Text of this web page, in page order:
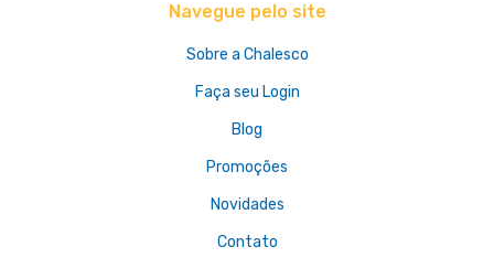
Navegue pelo site
Sobre a Chalesco
Faça seu Login
Blog
Promoções
Novidades
Contato